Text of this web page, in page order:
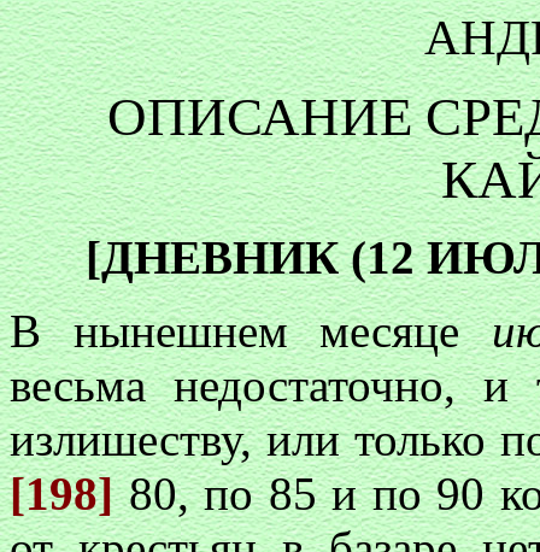
ОПИСАНИЕ
[ДНЕВНИК (12
В нынешнем месяце
весьма недостаточно,
излишеству, или только
[198]80, по 85 и по 90